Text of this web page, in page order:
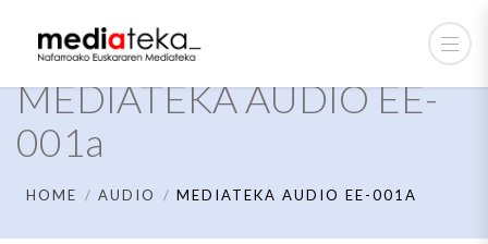
MEDIATEKA AUDIO EE-
001a
HOME AUDIO MEDIATEKA AUDIO EE-001A